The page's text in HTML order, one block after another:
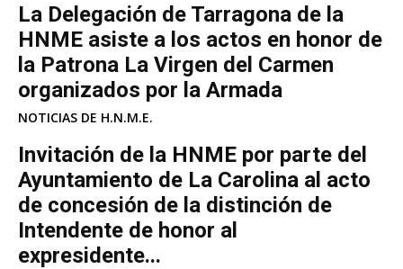
La Delegación de Tarragona de la
HNME asiste a los actos en honor de
la Patrona La Virgen del Carmen
organizados por la Armada
NOTICIAS DE H.N.M.E.
Invitación de la HNME por parte del
Ayuntamiento de La Carolina al acto
de concesión de la distinción de
Intendente de honor al
expresidente...